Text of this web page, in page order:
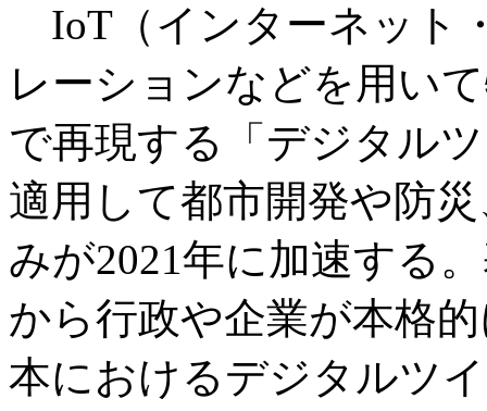
IoT（インターネット
レーションなどを用い
で再現する「デジタル
適用して都市開発や防
みが2021年に加速する
から行政や企業が本格
本におけるデジタルツ